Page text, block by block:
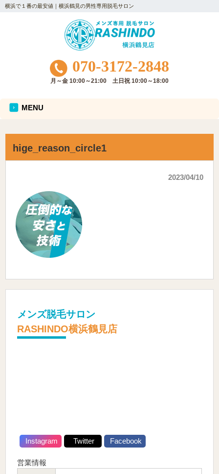
横浜で１番の最安値｜横浜鶴見の男性専用脱毛サロン
070-3172-2848
月～金 10:00～21:00 土日祝 10:00～18:00
MENU
hige_reason_circle1
2023/04/10
メンズ脱毛サロン
RASHINDO横浜鶴見店
Instagram Twitter Facebook
営業情報